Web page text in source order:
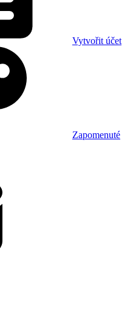
Vytvořit účet
Zapomenuté